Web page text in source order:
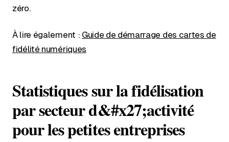
zéro.
À lire également : Guide de démarrage des cartes de
fidélité numériques
Statistiques sur la fidélisation
par secteur d&#x27;activité
pour les petites entreprises